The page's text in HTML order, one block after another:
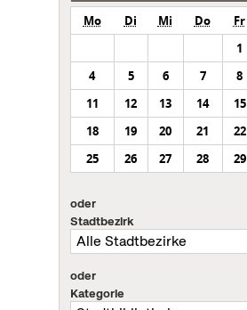
Mo Di Mi Do Fr
1
4
5 6 7 8
11
12 13 14 15
18
19 20 21 22
25
26 27 28 29
oder
Stadtbezirk
oder
Kategorie